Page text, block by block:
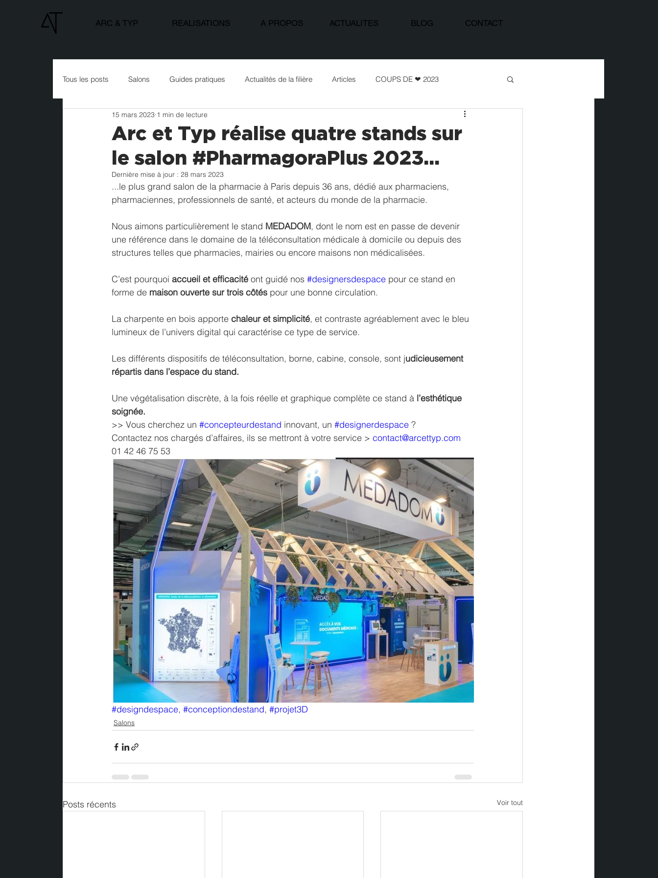
ARC & TYP REALISATIONS A PROPOS ACTUALITES BLOG CONTACT
Tous les posts Salons Guides pratiques Actualités de la filière Articles COUPS DE ❤ 2023
Arc et Typ réalise quatre stands sur
le salon #PharmagoraPlus 2023...
15 mars 2023 1 min de lecture
Dernière mise à jour : 28 mars 2023
...le plus grand salon de la pharmacie à Paris depuis 36 ans, dédié aux pharmaciens,
pharmaciennes, professionnels de santé, et acteurs du monde de la pharmacie.
Nous aimons particulièrement le stand MEDADOM, dont le nom est en passe de devenir
une référence dans le domaine de la téléconsultation médicale à domicile ou depuis des
structures telles que pharmacies, mairies ou encore maisons non médicalisées.
C’est pourquoi accueil et efficacité ont guidé nos #designersdespace pour ce stand en
forme de maison ouverte sur trois côtés pour une bonne circulation.
La charpente en bois apporte chaleur et simplicité, et contraste agréablement avec le bleu
lumineux de l’univers digital qui caractérise ce type de service.
Les différents dispositifs de téléconsultation, borne, cabine, console, sont judicieusement
répartis dans l’espace du stand.
Une végétalisation discrète, à la fois réelle et graphique complète ce stand à l’esthétique
soignée.
>> Vous cherchez un #concepteurdestand innovant, un #designerdespace ?
Contactez nos chargés d’affaires, ils se mettront à votre service > contact@arcettyp.com
01 42 46 75 53
#designdespace, #conceptiondestand, #projet3D
Salons
Posts récents Voir tout